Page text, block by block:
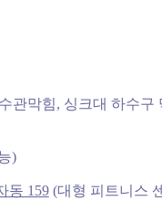
관막힘, 싱크대 하수구
)
동 159(대형 피트니스